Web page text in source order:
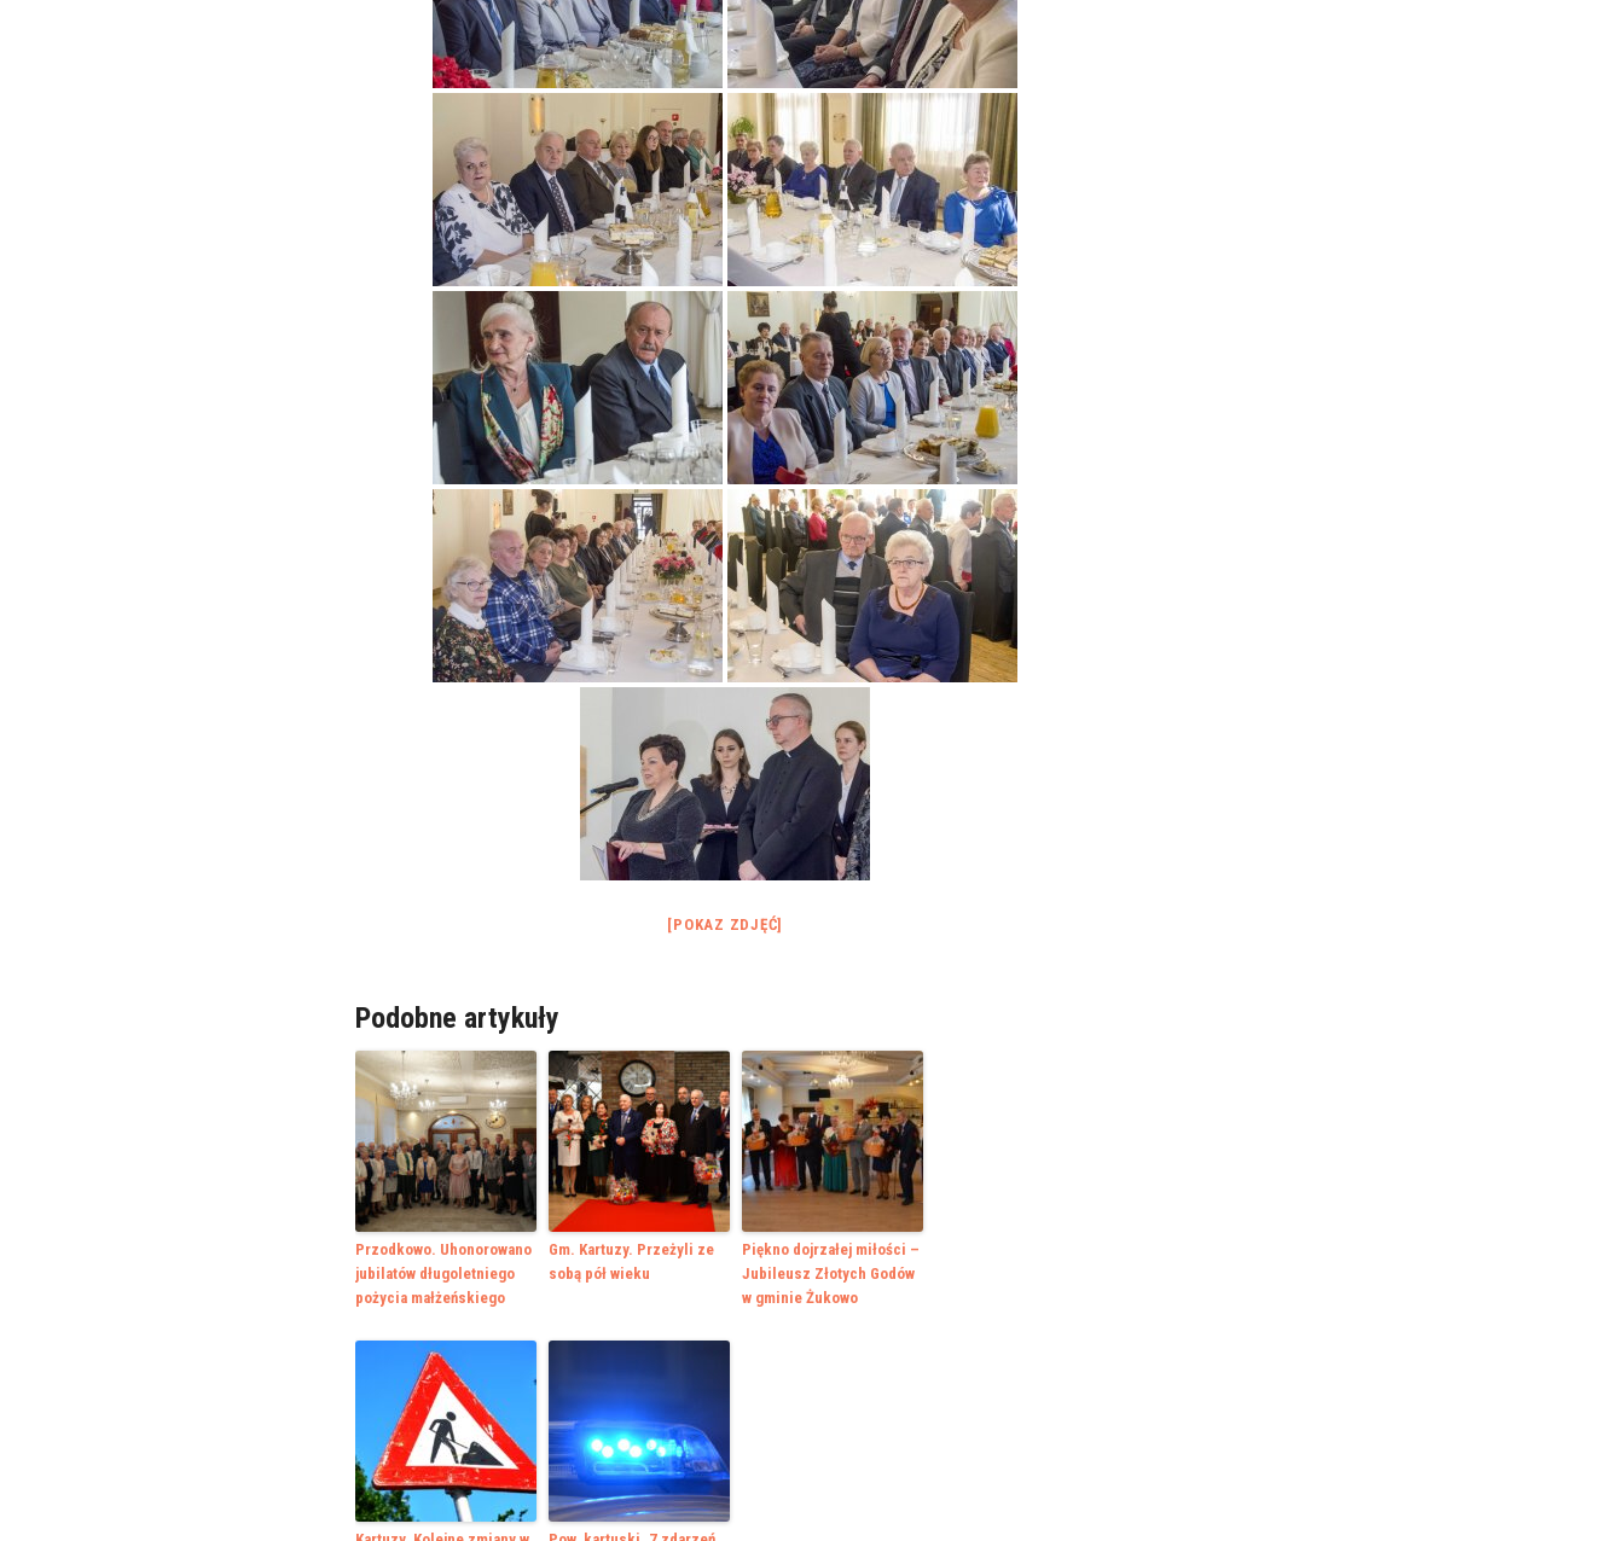
[POKAZ ZDJĘĆ]
Podobne artykuły
Przodkowo. Uhonorowano
jubilatów długoletniego
pożycia małżeńskiego
Gm. Kartuzy. Przeżyli ze
sobą pół wieku
Piękno dojrzałej miłości –
Jubileusz Złotych Godów
w gminie Żukowo